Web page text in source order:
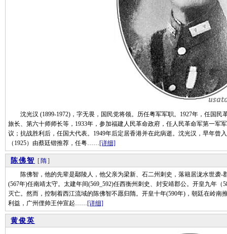
沈光汉 (1899-1972)，字无畏，国民党将领。历任粤军军职。1927年，任国民
旅长、第六十师师长等，1933年，参加福建人民革命政府，任人民革命军第一军
议；抗战胜利后，任国大代表。1949年后定居香港并在此病逝。沈光汉，早年曾
（1925）由蔡廷锴推荐，任粤……[详细]
陈佛智 [ 隋]
陈佛智，他的先辈是鄢陵人，他父亲为梁新、石二州刺史，落籍居泷水世袭-
(567年)任南靖太守。太建年间(569_592)任西衡州刺史、封安靖郡公。开皇九年
灭亡。然而，控制着西江流域的陈佛智不愿归隋。开皇十年(590年)，朝廷在岭
利益，广州俚帅王仲宣起……[详细]
黄俊英